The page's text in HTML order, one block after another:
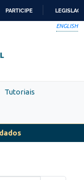
PARTICIPE
ENGLISH
Tutoriais